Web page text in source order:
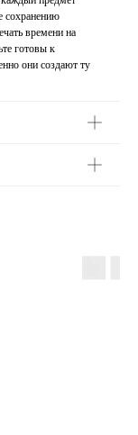
сохранению
времени на
готовы к
они создают ту